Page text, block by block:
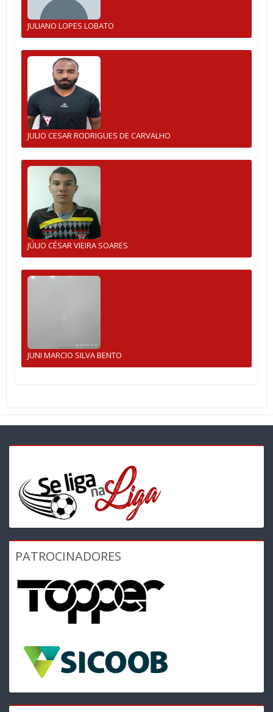
JULIANO LOPES LOBATO
JULIO CESAR RODRIGUES DE CARVALHO
JÚLIO CÉSAR VIEIRA SOARES
JUNI MARCIO SILVA BENTO
PATROCINADORES